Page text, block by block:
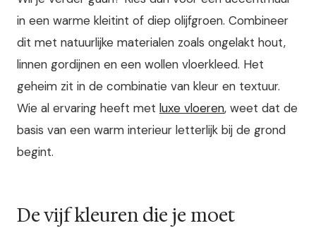
in een warme kleitint of diep olijfgroen. Combineer
dit met natuurlijke materialen zoals ongelakt hout,
linnen gordijnen en een wollen vloerkleed. Het
geheim zit in de combinatie van kleur en textuur.
Wie al ervaring heeft met luxe vloeren, weet dat de
basis van een warm interieur letterlijk bij de grond
begint.
De vijf kleuren die je moet